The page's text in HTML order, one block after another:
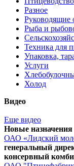
Разное
Руководящие
Рыба и
Техника для
Упаковка,
Услуги
Холод
Видео
Еще видео
Новые назначения
ОАО «Лидский
генеральный
консервный